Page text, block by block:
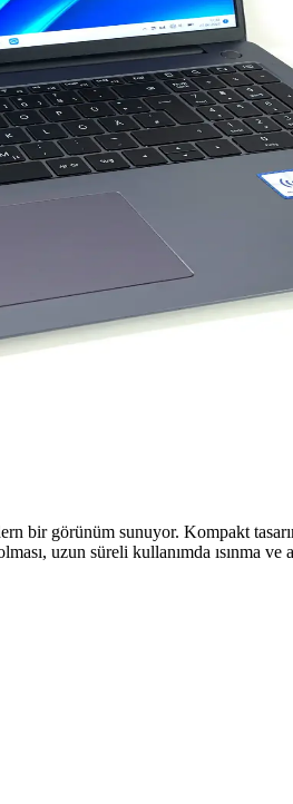
Bir Giriş Aracı
kullanıcıların ihtiyaçlarına uygun
ve kullanıcı yorumlarıyla her
sunar, kullanıcıların
32 GB modüller, profesyonel ve oyun
dizüstü bilgisayar.
bir görünüm sunuyor. Kompakt
uzun süreli kullanımda ısınma ve